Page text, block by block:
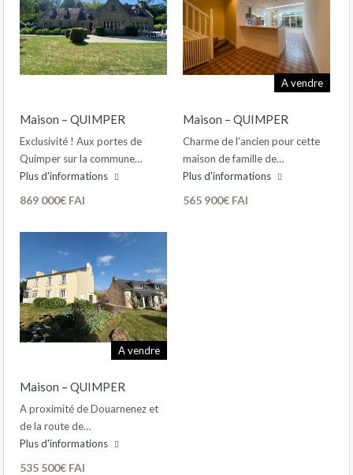
Maison – QUIMPER
Exclusivité ! Aux portes de
Quimper sur la commune…
Plus d'informations
869 000€ FAI
A vendre
Maison – QUIMPER
Charme de l’ancien pour cette
maison de famille de…
Plus d'informations
565 900€ FAI
A vendre
Maison – QUIMPER
A proximité de Douarnenez et
de la route de…
Plus d'informations
535 500€ FAI